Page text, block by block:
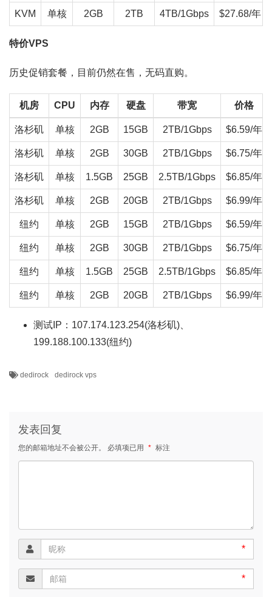
KVM 单核 2GB 2TB 4TB/1Gbps $27.68/年
特价VPS
历史促销套餐，目前仍然在售，无码直购。
机房 CPU 内存 硬盘 带宽 价格
洛杉矶 单核 2GB 15GB 2TB/1Gbps $6.59/年
洛杉矶 单核 2GB 30GB 2TB/1Gbps $6.75/年
洛杉矶 单核 1.5GB 25GB 2.5TB/1Gbps $6.85/年
洛杉矶 单核 2GB 20GB 2TB/1Gbps $6.99/年
纽约 单核 2GB 15GB 2TB/1Gbps $6.59/年
纽约 单核 2GB 30GB 2TB/1Gbps $6.75/年
纽约 单核 1.5GB 25GB 2.5TB/1Gbps $6.85/年
纽约 单核 2GB 20GB 2TB/1Gbps $6.99/年
测试IP：107.174.123.254(洛杉矶)、
199.188.100.133(纽约)
dedirock dedirock vps
发表回复
您的邮箱地址不会被公开。 必填项已用 * 标注
*
*